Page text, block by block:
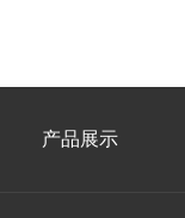
产品展示